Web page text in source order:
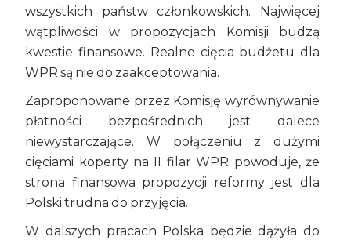
wszystkich państw członkowskich. Najwięcej
wątpliwości w propozycjach Komisji budzą
kwestie finansowe. Realne cięcia budżetu dla
WPR są nie do zaakceptowania.
Zaproponowane przez Komisję wyrównywanie
płatności bezpośrednich jest dalece
niewystarczające. W połączeniu z dużymi
cięciami koperty na II filar WPR powoduje, że
strona finansowa propozycji reformy jest dla
Polski trudna do przyjęcia.
W dalszych pracach Polska będzie dążyła do